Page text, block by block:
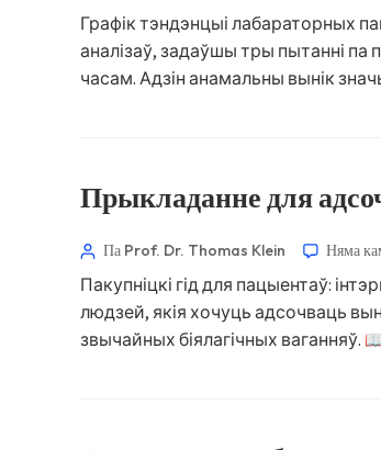
Графік тэндэнцыі лабараторных
аналізаў, задаўшы тры пытанні па
часам. Адзін анамальны вынік
Прыкладанне для
Па Prof. Dr. Thomas Klein Няма
Пакупніцкі гід для пацыентаў:
людзей, якія хочуць адсочваць
звычайных біялагічных ваганняў.
Ślōnskŏ gŏdka
Norsk bokmål